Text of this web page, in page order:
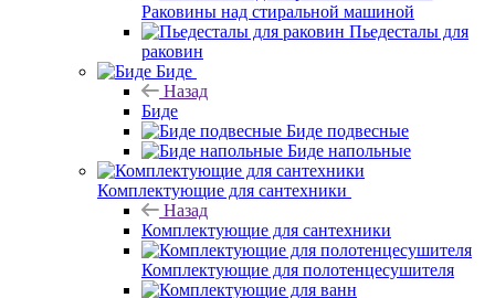
Раковины над стиральной машиной
Пьедесталы для
раковин
Биде
Назад
Биде
Биде подвесные
Биде напольные
Комплектующие для сантехники
Назад
Комплектующие для сантехники
Комплектующие для полотенцесушителя